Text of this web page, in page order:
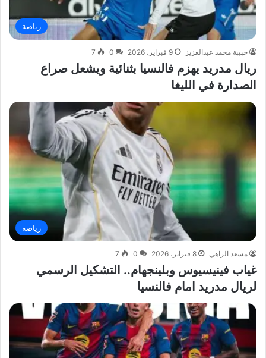
رياضة
حبيبة محمد عبدالعزيز 9 فبراير، 2026 0
7
ريال مدريد يهزم فالنسيا بثنائية ويشعل صراع
الصدارة في الليغا
رياضة
مسعد الزاهي 8 فبراير، 2026 0
7
غياب فينيسيوس وبلينجهام.. التشكيل الرسمي
لريال مدريد امام فالنسيا